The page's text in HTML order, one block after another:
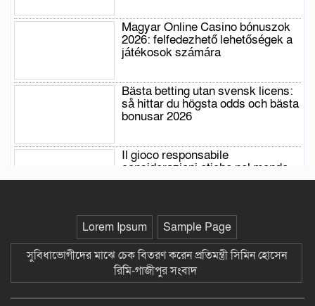
Magyar Online Casino bónuszok
2026: felfedezhető lehetőségek a
játékosok számára
Bästa betting utan svensk licens:
så hittar du högsta odds och bästa
bonusar 2026
Il gioco responsabile
considerazioni etiche nel mondo
del gambling secondo Honeybetz
NV Casino Exklusive High-Stake-
Turniere
Board Games Y Live Dealer
Option zeus-latam.com – AR Get
Lorem Ipsum
Sample Page
সুবিধাভোগীদের মাঝে চেক বিতরণ করেন প্রতিমন্ত্রী সিমিন হোসেন
রিমি-গাজীপুর সংবাদ